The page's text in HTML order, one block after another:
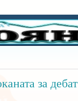
за дебат